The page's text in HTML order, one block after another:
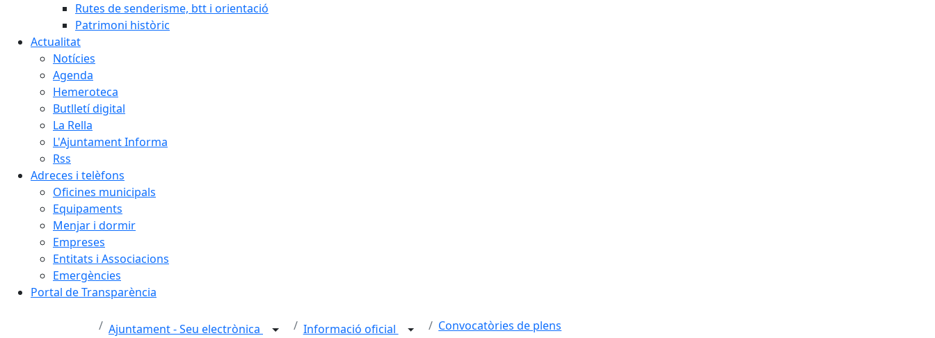
Rutes de senderisme, btt i orientació
Patrimoni històric
Actualitat
Notícies
Agenda
Hemeroteca
Butlletí digital
La Rella
L'Ajuntament Informa
Rss
Adreces i telèfons
Oficines municipals
Equipaments
Menjar i dormir
Empreses
Entitats i Associacions
Emergències
Portal de Transparència
Ajuntament - Seu electrònica Informació oficial Convocatòries de plens